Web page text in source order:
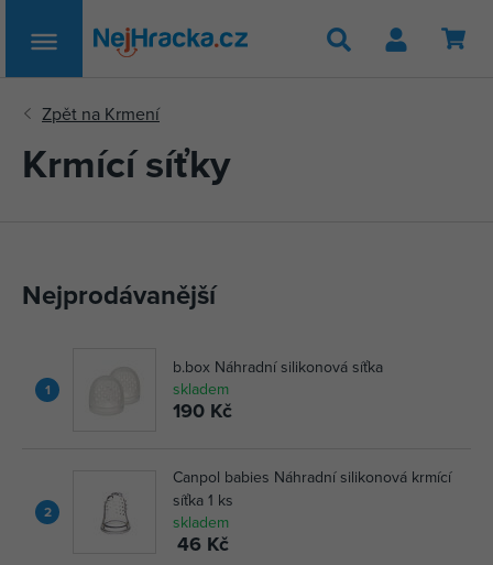
Hledat
Krmící síťky
Nejprodávanější
1
b.box Náhradní silikonová síťka
skladem
190 Kč
2
Canpol babies Náhradní silikonová krmící
síťka 1 ks
skladem
46 Kč